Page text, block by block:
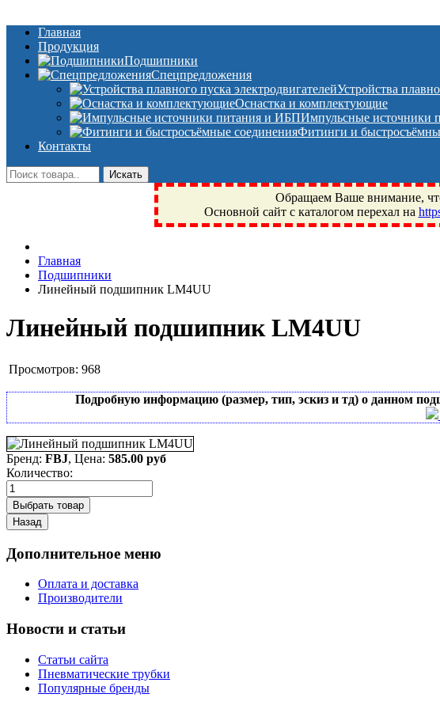
Главная
Продукция
Подшипники
Спецпредложения
Устройства
Оснастка и комплектующие
Импульсные источники
Фитинги и
Контакты
Обращаем Ваше внимание,
Основной сайт с каталогом перехал на
Фрязино, Антал+, плюс, Свердловский, Загорянский, Юбилейный,
техника, сварочные аппараты, NIS, NSK, JED, KPT, NXZ, ГПЗ, Neutral,
NTN, SKF, купить, заказать
Главная
Подшипники
Линейный подшипник LM4UU
Линейный подшипник LM4UU
Просмотров: 968
Подробную информацию (размер, тип, эскиз и тд) о данном
Бренд: FBJ, Цена: 585.00 руб
Количество:
Дополнительное меню
Оплата и доставка
Производители
Новости и статьи
Статьи сайта
Пневматические трубки
Популярные бренды